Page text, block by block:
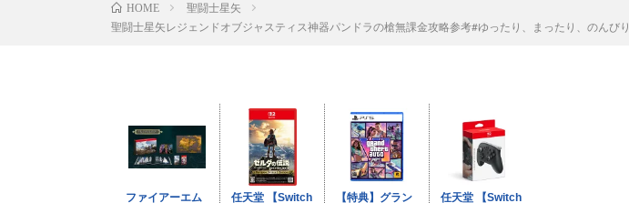
HOME
聖闘士星矢
聖闘士星矢レジェンドオブジャスティス神器パンドラの槍無課金攻略参考#ゆったり、まったり、のん